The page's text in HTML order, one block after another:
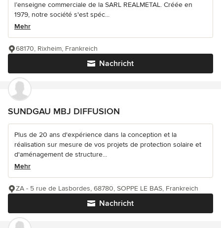
l’enseigne commerciale de la SARL REALMETAL. Créée en
1979, notre société s'est spéc...
Mehr
Nachricht
68170, Rixheim, Frankreich
SUNDGAU MBJ DIFFUSION
Plus de 20 ans d'expérience dans la conception et la
réalisation sur mesure de vos projets de protection solaire et
d'aménagement de structure...
Mehr
Nachricht
ZA - 5 rue de Lasbordes, 68780, SOPPE LE BAS, Frankreich